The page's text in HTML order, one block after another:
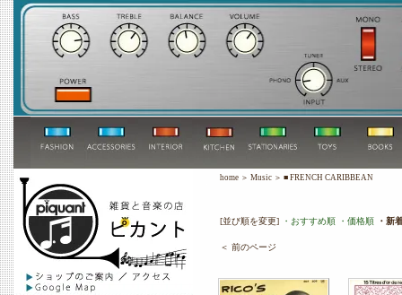
home ＞ Music ＞ ■ FRENCH CARIBBEAN
[並び順を変更] ・おすすめ順 ・価格順 ・新
＜ 前のページ